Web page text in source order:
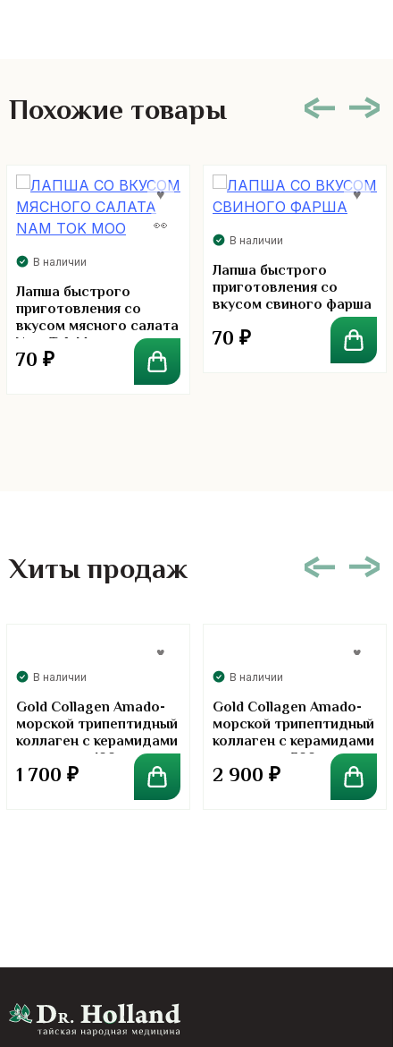
Похожие товары
В наличии
Лапша быстрого
приготовления со
вкусом мясного салата
Nam Tok Moo
70 ₽
В наличии
Лапша быстрого
приготовления со
вкусом свиного фарша
70 ₽
Хиты продаж
В наличии
Gold Collagen Amado-
морской трипептидный
коллаген с керамидами
в порошке. 100 грамм
1 700 ₽
В наличии
Gold Collagen Amado-
морской трипептидный
коллаген с керамидами
в порошке. 300 грамм
2 900 ₽